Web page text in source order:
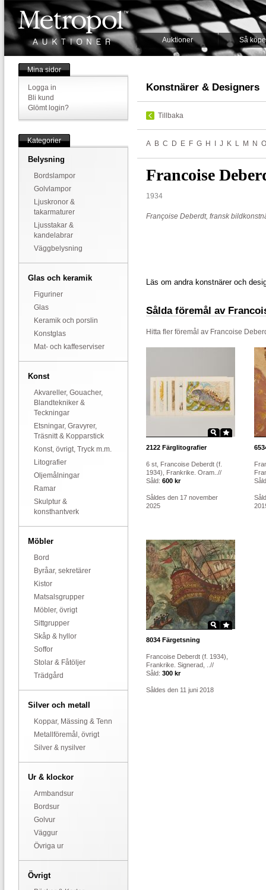
Auktioner Så
Mina sidor
Logga in
Bli kund
Glömt login?
Kategorier
Belysning
Bordslampor
Golvlampor
Ljuskronor &
takarmaturer
Ljusstakar &
kandelabrar
Väggbelysning
Glas och keramik
Figuriner
Glas
Keramik och porslin
Konstglas
Mat- och kaffeserviser
Konst
Akvareller, Gouacher,
Blandtekniker &
Teckningar
Etsningar, Gravyrer,
Träsnitt & Kopparstick
Konst, övrigt, Tryck m.m.
Litografier
Oljemålningar
Ramar
Skulptur &
konsthantverk
Möbler
Bord
Byråar, sekretärer
Kistor
Matsalsgrupper
Möbler, övrigt
Sittgrupper
Skåp & hyllor
Soffor
Stolar & Fåtöljer
Trädgård
Silver och metall
Koppar, Mässing & Tenn
Metallföremål, övrigt
Silver & nysilver
Ur & klockor
Armbandsur
Bordsur
Golvur
Väggur
Övriga ur
Övrigt
Konstnärer & Designers
Tillbaka
A B C D E F G H J K L M N O
Francoise
1934
Françoise Deberdt, fransk
Läs om andra konstnärer och
Sålda föremål av
Hitta fler föremål av Francoise
2122 Färglitografier
6 st, Francoise Deberdt (f.
1934), Frankrike. Oram..//
Såld: 600 kr
Såldes den 17 november
2025
8034 Färgetsning
Francoise Deberdt (f. 1934),
Frankrike. Signerad, ..//
Såld: 300 kr
Såldes den 11 juni 2018